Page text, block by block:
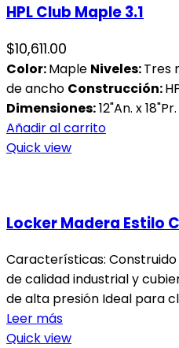
HPL Club Maple 3.1
$10,611.00
Color:Maple Niveles:Tres
de ancho Construcción:
Dimensiones:12"An. x
Añadir al carrito
Quick view
Locker Madera Estilo
Características:
de calidad industrial y
de alta presión Ideal para
Leer más
Quick view